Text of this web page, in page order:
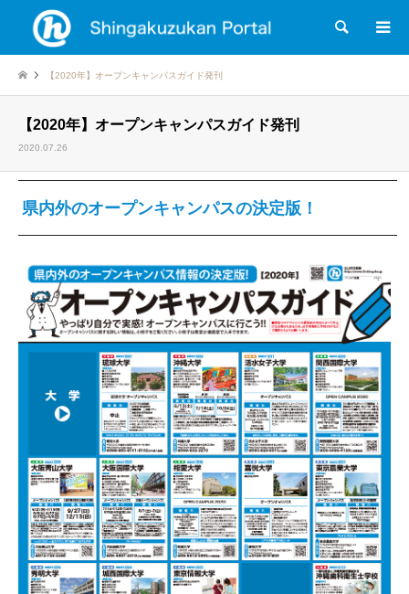
検索
【2020年】オープンキャンパスガイド発刊
【2020年】オープンキャンパスガイド発刊
2020.07.26
県内外のオープンキャンパスの決定版！